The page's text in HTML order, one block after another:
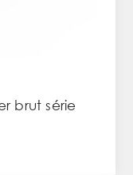
brut série